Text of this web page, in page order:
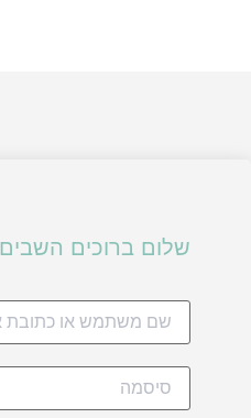
שלום ברוכים